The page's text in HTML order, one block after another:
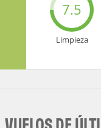
7.5
Limpieza